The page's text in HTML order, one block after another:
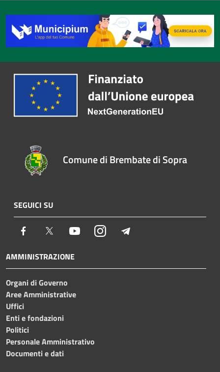
Comune di Brembate di Sopra
SEGUICI SU
Facebook Twitter YoutubeInstagram
AMMINISTRAZIONE
Organi di Governo
Aree Amministrative
Uffici
Enti e fondazioni
Politici
Personale Amministrativo
Documenti e dati